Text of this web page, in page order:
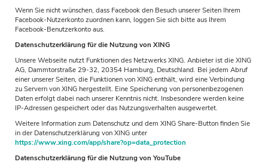
Wenn Sie nicht wünschen, dass Facebook den Besuch unserer Seiten Ihrem
Facebook-Nutzerkonto zuordnen kann, loggen Sie sich bitte aus Ihrem
Facebook-Benutzerkonto aus.
Datenschutzerklärung für die Nutzung von XING
Unsere Webseite nutzt Funktionen des Netzwerks XING. Anbieter ist die XING
AG, Dammtorstraße 29-32, 20354 Hamburg, Deutschland. Bei jedem Abruf
einer unserer Seiten, die Funktionen von XING enthält, wird eine Verbindung
zu Servern von XING hergestellt. Eine Speicherung von personenbezogenen
Daten erfolgt dabei nach unserer Kenntnis nicht. Insbesondere werden keine
IP-Adressen gespeichert oder das Nutzungsverhalten ausgewertet.
Weitere Information zum Datenschutz und dem XING Share-Button finden Sie
in der Datenschutzerklärung von XING unter
https://www.xing.com/app/share?op=data_protection
Datenschutzerklärung für die Nutzung von YouTube